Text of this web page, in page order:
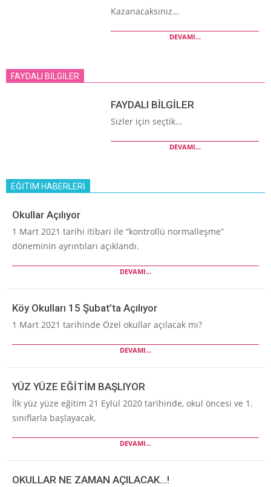
Kazanacaksınız…
DEVAMI...
FAYDALI BİLGİLER
FAYDALI BİLGİLER
Sizler için seçtik…
DEVAMI...
EĞİTİM HABERLERİ
Okullar Açılıyor
1 Mart 2021 tarihi itibari ile “kontrollü normalleşme”
döneminin ayrıntıları açıklandı.
DEVAMI...
Köy Okulları 15 Şubat’ta Açılıyor
1 Mart 2021 tarihinde Özel okullar açılacak mı?
DEVAMI...
YÜZ YÜZE EĞİTİM BAŞLIYOR
İlk yüz yüze eğitim 21 Eylül 2020 tarihinde, okul öncesi ve 1.
sınıflarla başlayacak.
DEVAMI...
OKULLAR NE ZAMAN AÇILACAK…!